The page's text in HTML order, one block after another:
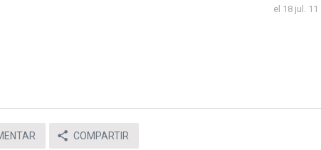
el 18 jul. 11
COMPARTIR